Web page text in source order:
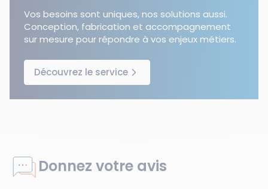
Vos besoins sont uniques, nos solutions aussi.
Conception, fabrication et accompagnement
sur mesure pour répondre à vos enjeux métiers.
Découvrez le service
Donnez votre avis